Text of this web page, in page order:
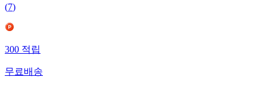
(7)
300적립
무료배송